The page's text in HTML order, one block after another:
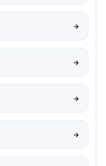
→
→
→
→